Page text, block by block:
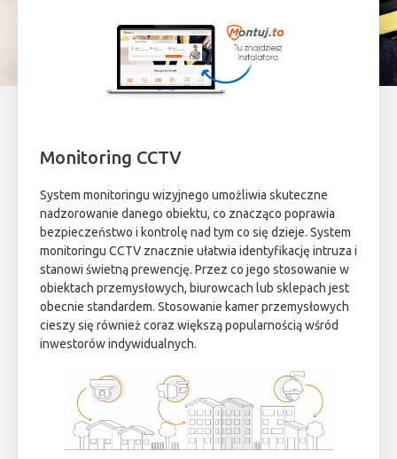
Monitoring CCTV
System monitoringu wizyjnego umożliwia skuteczne
nadzorowanie danego obiektu, co znacząco poprawia
bezpieczeństwo i kontrolę nad tym co się dzieje. System
monitoringu CCTV znacznie ułatwia identyfikację intruza i
stanowi świetną prewencję. Przez co jego stosowanie w
obiektach przemysłowych, biurowcach lub sklepach jest
obecnie standardem. Stosowanie kamer przemysłowych
cieszy się również coraz większą popularnością wśród
inwestorów indywidualnych.